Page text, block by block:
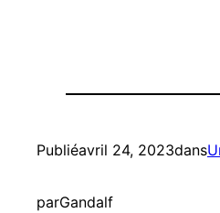
Publiéavril 24, 2023dans
parGandalf